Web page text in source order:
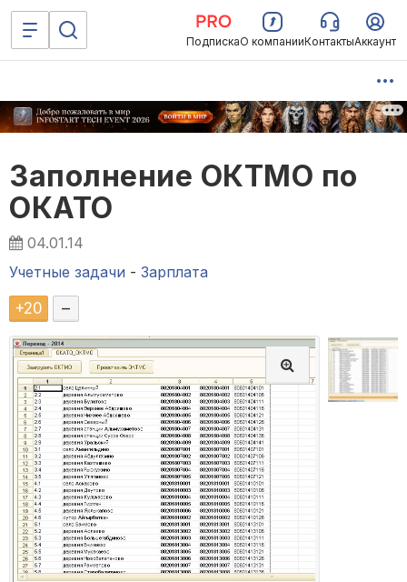
ПодпискаО компанииКонтактыАккаунт
Заполнение ОКТМО по
ОКАТО
04.01.14
Учетные задачи - Зарплата
+20 –